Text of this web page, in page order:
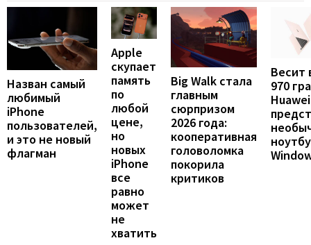
Назван самый
любимый
iPhone
пользователей,
и это не новый
флагман
Apple
скупает
память
по
любой
цене,
но
новых
iPhone
все
равно
может
не
хватить
Big Walk стала
главным
сюрпризом
2026 года:
кооперативная
головоломка
покорила
критиков
Весит
970
Huawei